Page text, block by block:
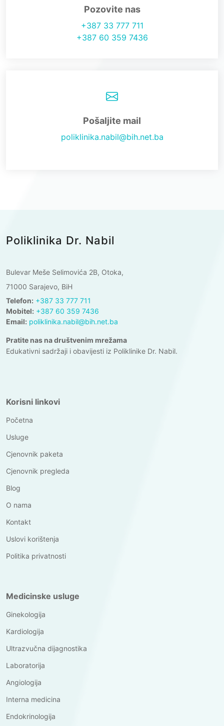
Pozovite nas
+387 33 777 711
+387 60 359 7436
Pošaljite mail
poliklinika.nabil@bih.net.ba
Poliklinika Dr. Nabil
Bulevar Meše Selimovića 2B, Otoka,
71000 Sarajevo, BiH
Telefon: +387 33 777 711
Mobitel: +387 60 359 7436
Email: poliklinika.nabil@bih.net.ba
Pratite nas na društvenim mrežama
Edukativni sadržaji i obavijesti iz Poliklinike Dr. Nabil.
Korisni linkovi
Početna
Usluge
Cjenovnik paketa
Cjenovnik pregleda
Blog
O nama
Kontakt
Uslovi korištenja
Politika privatnosti
Medicinske usluge
Ginekologija
Kardiologija
Ultrazvučna dijagnostika
Laboratorija
Angiologija
Interna medicina
Endokrinologija